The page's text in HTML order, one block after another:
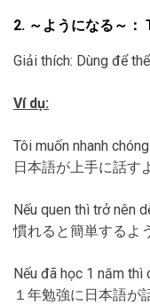
2. ～ようになる～
Giải thích: Dùng để
Ví dụ:
Tôi muốn nhanh
日本語が上手に話す
Nếu quen thì trở nên
慣れると簡単するよ
Nếu đã học 1 năm
１年勉強に日本語が